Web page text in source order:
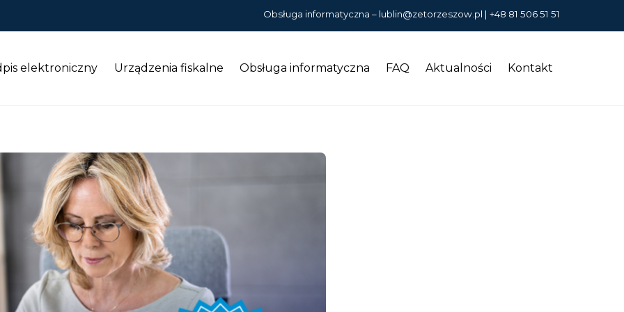
Obsługa informatyczna – lublin@zetorzeszow.pl | +48 81 506 51 51
elektroniczny Urządzenia fiskalne Obsługa informatyczna FAQ Aktualności Kontakt